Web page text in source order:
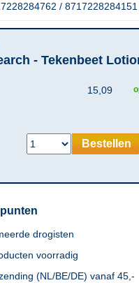
/ 8717228284151
- Tekenbeet
15,09
Bestellen
drogisten
voorradig
(NL/BE/DE) vanaf 45,-